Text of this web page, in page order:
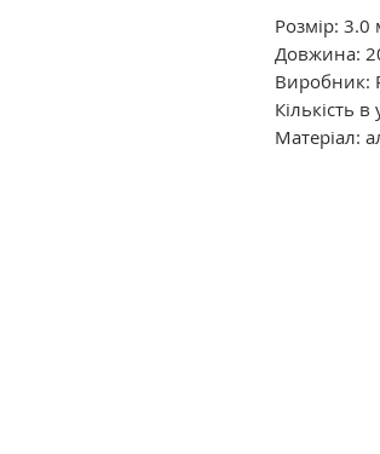
Розмір: 3.0
Довжина:
Виробник:
Кількість
Матеріал: